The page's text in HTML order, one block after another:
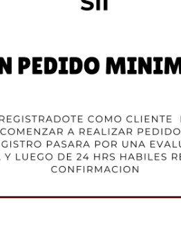
IL DOGE es
aromático
elaboración
tragos largos,
quieren
PRODUCTO
STOCK:50
$8.395